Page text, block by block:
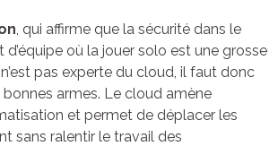
, qui affirme que la sécurité dans le
où la jouer solo est une grosse
pas experte du cloud, il faut donc
armes. Le cloud amène
et permet de déplacer les
sans ralentir le travail des